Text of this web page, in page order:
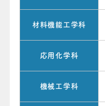
材料機能工学科
応用化学科
機械工学科